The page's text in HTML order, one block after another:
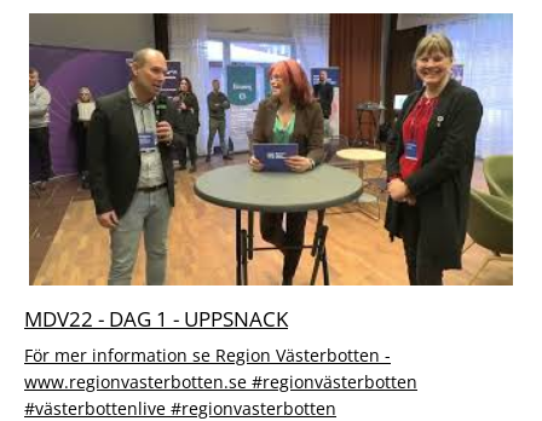
MDV22 - DAG 1 - UPPSNACK
För mer information se Region Västerbotten -
www.regionvasterbotten.se #regionvästerbotten
#västerbottenlive #regionvasterbotten